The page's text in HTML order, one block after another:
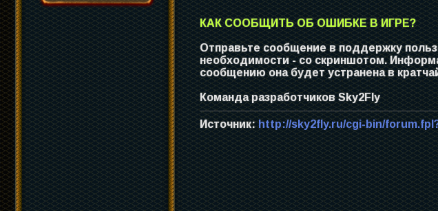
КАК СООБЩИТЬ ОБ ОШИБКЕ В ИГРЕ?
Отправьте сообщение в поддержку
необходимости - со скриншотом.
сообщению она будет устранена в
Команда разработчиков Sky2Fly
Источник: http://sky2fly.ru/cgi-bin/